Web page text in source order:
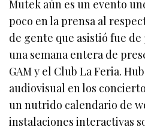
Mutek aún es un evento
poco en la prensa al
de gente que asistió fue de
una semana entera de
GAM y el Club La Feria.
audiovisual en los
un nutrido calendario de
instalaciones interactivas